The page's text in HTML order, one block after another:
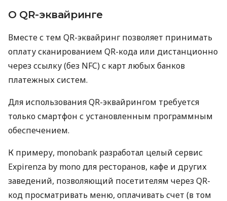
О QR-эквайринге
Вместе с тем QR-эквайринг позволяет принимать
оплату сканированием QR-кода или дистанционно
через ссылку (без NFC) с карт любых банков
платежных систем.
Для использования QR-эквайрингом требуется
только смартфон с установленным программным
обеспечением.
К примеру, monobank разработал целый сервис
Expirenza by mono для ресторанов, кафе и других
заведений, позволяющий посетителям через QR-
код просматривать меню, оплачивать счет (в том